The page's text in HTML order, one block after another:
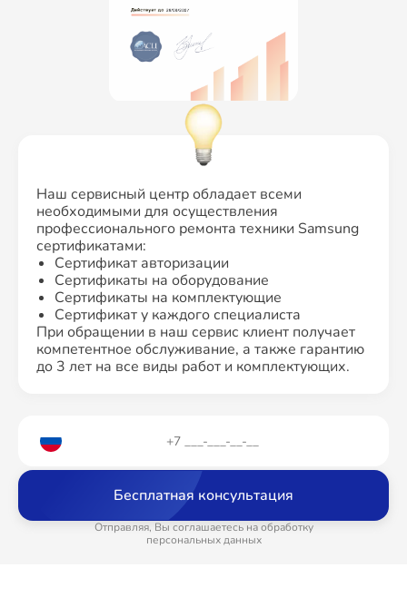
Наш сервисный центр обладает всеми
необходимыми для осуществления
профессионального ремонта техники Samsung
сертификатами:
Сертификат авторизации
Сертификаты на оборудование
Сертификаты на комплектующие
Сертификат у каждого специалиста
При обращении в наш сервис клиент получает
компетентное обслуживание, а также гарантию
до 3 лет на все виды работ и комплектующих.
Бесплатная консультация
Отправляя, Вы соглашаетесь на обработку
персональных данных